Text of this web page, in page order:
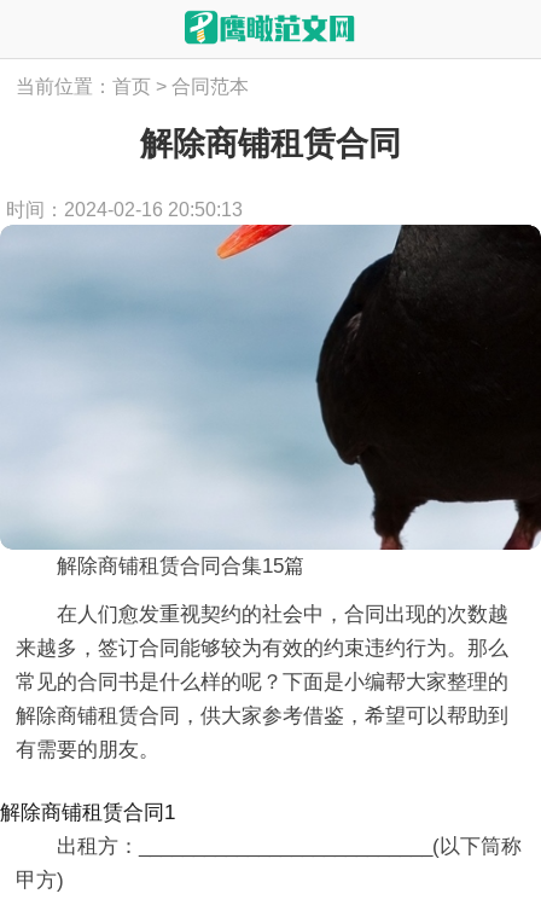
当前位置：首页 > 合同范本
解除商铺租赁合同
时间：2024-02-16 20:50:13
解除商铺租赁合同合集15篇
在人们愈发重视契约的社会中，合同出现的次数越
来越多，签订合同能够较为有效的约束违约行为。那么
常见的合同书是什么样的呢？下面是小编帮大家整理的
解除商铺租赁合同，供大家参考借鉴，希望可以帮助到
有需要的朋友。
解除商铺租赁合同1
出租方：___________________________(以下筒称
甲方)